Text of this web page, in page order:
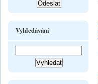
Vyhledávání